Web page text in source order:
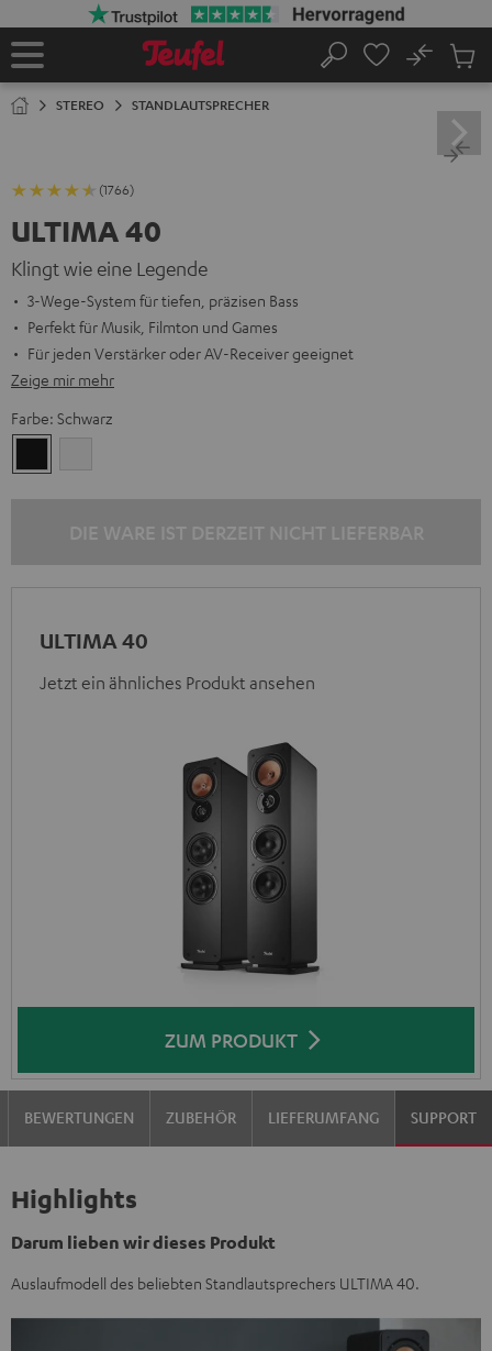
Startseite
Suche
No
STEREO STANDLAUTSPRECHER
(1766)
ULTIMA 40
Klingt wie eine Legende
3-Wege-System für tiefen, präzisen Bass
Perfekt für Musik, Filmton und Games
Für jeden Verstärker oder AV-Receiver geeignet
Zeige mir mehr
Farbe: Schwarz
ULTIMA 40
Jetzt ein ähnliches Produkt ansehen
ZUM PRODUKT
BEWERTUNGEN ZUBEHÖR LIEFERUMFANG SUPPORT
Highlights
Darum lieben wir dieses Produkt
Auslaufmodell des beliebten Standlautsprechers ULTIMA 40.